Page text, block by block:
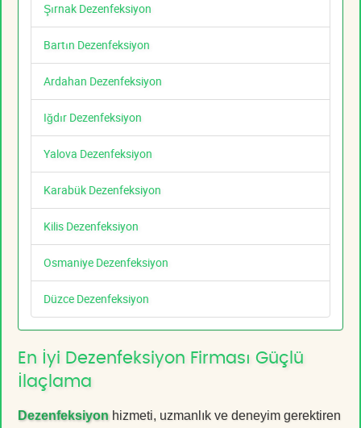
Şırnak Dezenfeksiyon
Bartın Dezenfeksiyon
Ardahan Dezenfeksiyon
Iğdır Dezenfeksiyon
Yalova Dezenfeksiyon
Karabük Dezenfeksiyon
Kilis Dezenfeksiyon
Osmaniye Dezenfeksiyon
Düzce Dezenfeksiyon
En İyi Dezenfeksiyon Firması Güçlü
İlaçlama
Dezenfeksiyon hizmeti, uzmanlık ve deneyim gerektiren